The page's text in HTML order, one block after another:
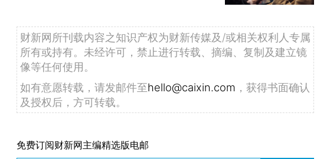
财新网所刊载内容之知识产权为财新传媒及/或相关权利人专属
所有或持有。未经许可，禁止进行转载、摘编、复制及建立镜
像等任何使用。
如有意愿转载，请发邮件至hello@caixin.com ，获得书面确认
及授权后，方可转载。
免费订阅财新网主编精选版电邮